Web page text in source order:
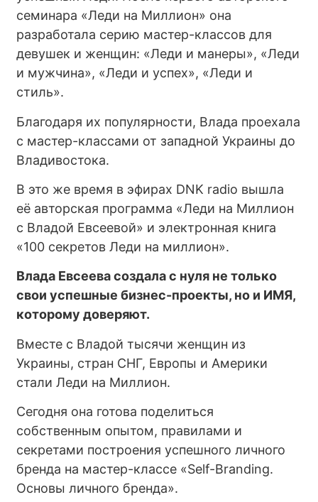
семинара «Леди на Миллион» она
разработала серию мастер-классов для
девушек и женщин: «Леди и манеры», «Леди
и мужчина», «Леди и успех», «Леди и
стиль».
Благодаря их популярности, Влада проехала
с мастер-классами от западной Украины до
Владивостока.
В это же время в эфирах DNK radio вышла
её авторская программа «Леди на Миллион
с Владой Евсеевой» и электронная книга
«100 секретов Леди на миллион».
Влада Евсеева создала с нуля не только
свои успешные бизнес-проекты, но и ИМЯ,
которому доверяют.
Вместе с Владой тысячи женщин из
Украины, стран СНГ, Европы и Америки
стали Леди на Миллион.
Сегодня она готова поделиться
собственным опытом, правилами и
секретами построения успешного личного
бренда на мастер-классе «Self-Branding.
Основы личного бренда».